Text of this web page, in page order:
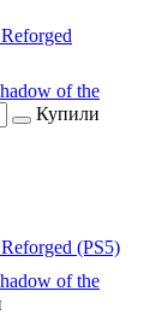
of the
Купили
(PS5)
of the